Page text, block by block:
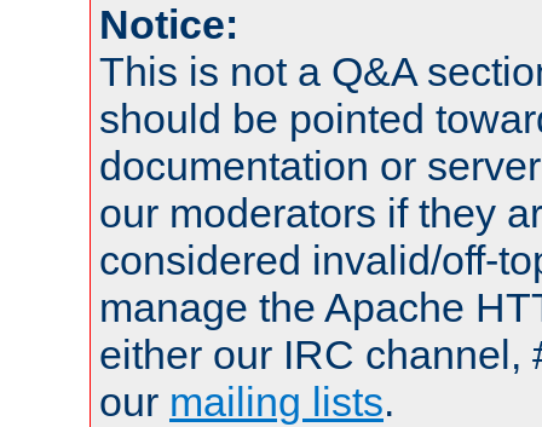
Notice:
This is not a Q&A
should be pointed
documentation or
our moderators if they
considered invalid/off-
manage the Apache
either our IRC channel,
our mailing lists.